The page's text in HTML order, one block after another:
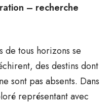
– recherche
de tous horizons se
des destins dont
sont pas absents. Dans
représentant avec